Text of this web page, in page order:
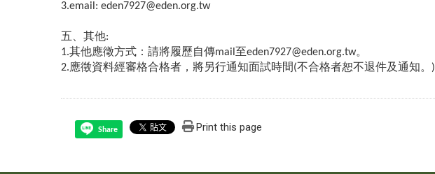
3.email: eden7927@eden.org.tw
五、其他:
1.其他應徵方式：請將履歷自傳mail至eden7927@eden.org.tw。
2.應徵資料經審格合格者，將另行通知面試時間(不合格者恕不退件及通知。)
Share Print this page